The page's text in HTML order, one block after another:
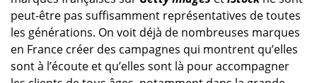
peut-être pas suffisamment représentatives de toutes
les générations. On voit déjà de nombreuses marques
en France créer des campagnes qui montrent qu’elles
sont à l’écoute et qu’elles sont là pour accompagner